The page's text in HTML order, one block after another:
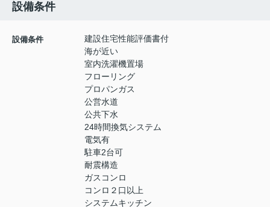
設備条件
設備条件
建設住宅性能評価書付
海が近い
室内洗濯機置場
フローリング
プロパンガス
公営水道
公共下水
24時間換気システム
電気有
駐車2台可
耐震構造
ガスコンロ
コンロ２口以上
システムキッチン